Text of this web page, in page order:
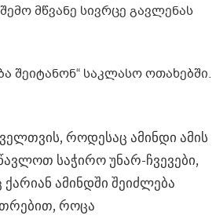
მწვანე სივრცე გავლენას
შეიტანონ“ საკლასო ოთახებში.
როდესაც ამინდი ამის
საჭირო უნარ-ჩვევები,
ამინდში შეიძლება
როცა